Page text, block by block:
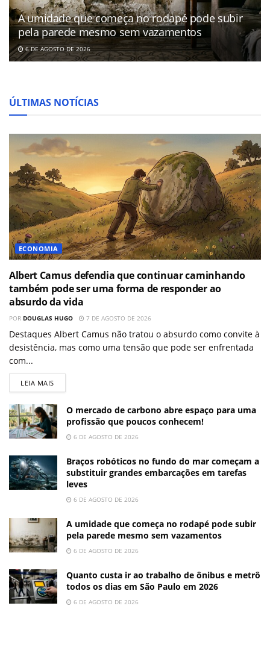
A umidade que começa no rodapé pode subir
pela parede mesmo sem vazamentos
6 DE AGOSTO DE 2026
ÚLTIMAS NOTÍCIAS
ECONOMIA
Albert Camus defendia que continuar caminhando
também pode ser uma forma de responder ao
absurdo da vida
POR DOUGLAS HUGO 7 DE AGOSTO DE 2026
Destaques Albert Camus não tratou o absurdo como convite à
desistência, mas como uma tensão que pode ser enfrentada
com...
LEIA MAIS
O mercado de carbono abre espaço para uma
profissão que poucos conhecem!
6 DE AGOSTO DE 2026
Braços robóticos no fundo do mar começam a
substituir grandes embarcações em tarefas
leves
6 DE AGOSTO DE 2026
A umidade que começa no rodapé pode subir
pela parede mesmo sem vazamentos
6 DE AGOSTO DE 2026
Quanto custa ir ao trabalho de ônibus e metrô
todos os dias em São Paulo em 2026
6 DE AGOSTO DE 2026